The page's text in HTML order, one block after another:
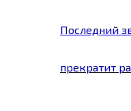
Последний
прекратит